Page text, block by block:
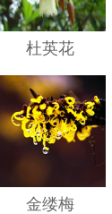
杜英花
金缕梅